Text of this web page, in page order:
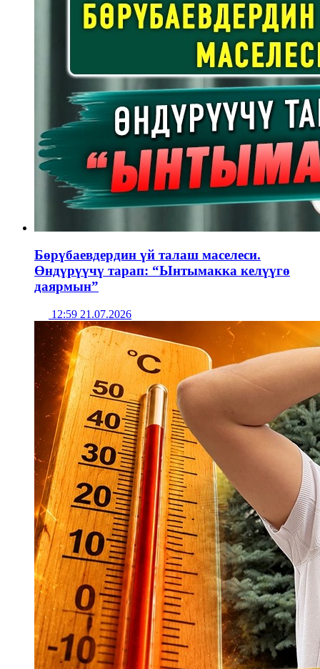
Бөрүбаевдердин үй талаш маселеси.
Өндүрүүчү тарап: “Ынтымакка келүүгө
даярмын”
12:59 21.07.2026